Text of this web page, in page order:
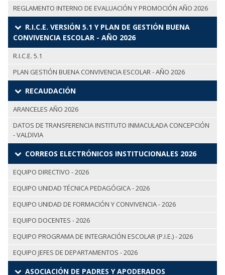
REGLAMENTO INTERNO DE EVALUACIÓN Y PROMOCIÓN AÑO 2026
R.I.C.E. VERSIÓN 5.1 Y PLAN DE GESTIÓN BUENA
CONVIVENCIA ESCOLAR - AÑO 2026
R.I.C.E. 5.1
PLAN GESTIÓN BUENA CONVIVENCIA ESCOLAR - AÑO 2026
RECAUDACIÓN
ARANCELES AÑO 2026
DATOS DE TRANSFERENCIA INSTITUTO INMACULADA CONCEPCIÓN
- VALDIVIA
CORREOS ELECTRÓNICOS INSTITUCIONALES 2026
EQUIPO DIRECTIVO - 2026
EQUIPO UNIDAD TÉCNICA PEDAGÓGICA - 2026
EQUIPO UNIDAD DE FORMACIÓN Y CONVIVENCIA - 2026
EQUIPO DOCENTES - 2026
EQUIPO PROGRAMA DE INTEGRACIÓN ESCOLAR (P.I.E.) - 2026
EQUIPO JEFES DE DEPARTAMENTOS - 2026
ASOCIACIÓN DE PADRES Y APODERADOS